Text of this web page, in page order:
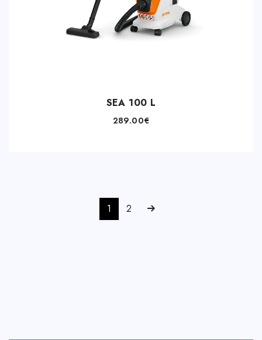
SEA 100 L
289.00€
1 2